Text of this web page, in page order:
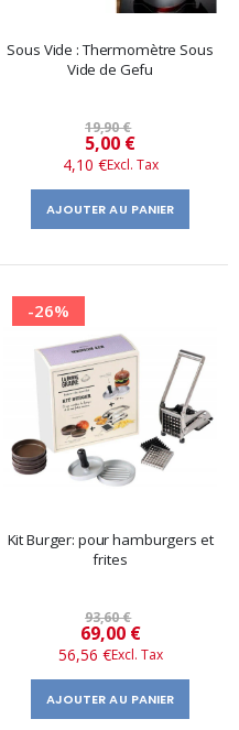
Sous Vide : Thermomètre Sous
Vide de Gefu
19,90 €
Prix
​​
spécial
5,00 €
4,10 €
AJOUTER AU PANIER
-26%
Kit Burger: pour hamburgers et
frites
93,60 €
Prix
​​
spécial
69,00 €
56,56 €
AJOUTER AU PANIER